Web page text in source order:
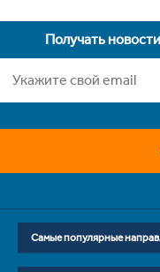
Получать
Самые популярные